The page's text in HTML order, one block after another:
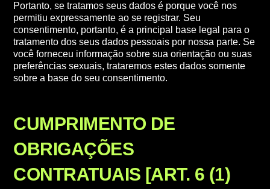
Portanto, se tratamos seus dados é porque você nos
permitiu expressamente ao se registrar. Seu
consentimento, portanto, é a principal base legal para o
tratamento dos seus dados pessoais por nossa parte. Se
você forneceu informação sobre sua orientação ou suas
preferências sexuais, trataremos estes dados somente
sobre a base do seu consentimento.
CUMPRIMENTO DE
OBRIGAÇÕES
CONTRATUAIS [ART. 6 (1)